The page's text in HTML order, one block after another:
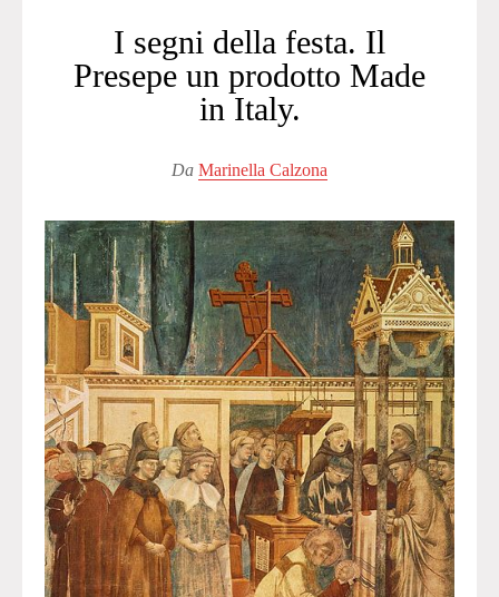
I segni della festa. Il
Presepe un prodotto Made
in Italy.
Da Marinella Calzona